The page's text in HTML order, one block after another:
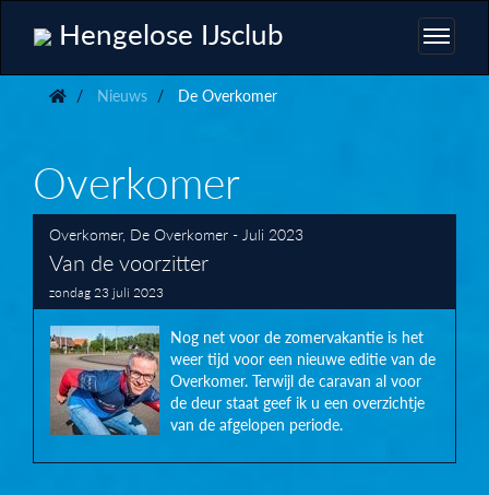
Hengelose IJsclub
Nieuws De Overkomer
Overkomer
Overkomer, De Overkomer - Juli 2023
Van de voorzitter
zondag 23 juli 2023
Nog net voor de zomervakantie is het
weer tijd voor een nieuwe editie van de
Overkomer. Terwijl de caravan al voor
de deur staat geef ik u een overzichtje
van de afgelopen periode.